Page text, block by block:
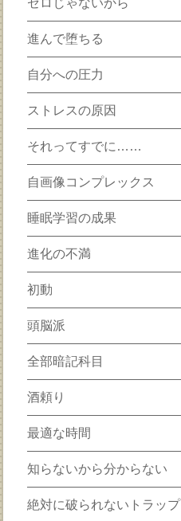
進んで堕ちる
自分への圧力
ストレスの原因
それってすでに……
自画像コンプレックス
睡眠学習の成果
進化の不満
初動
頭脳派
全部暗記科目
酒頼り
最適な時間
知らないから分からない
絶対に破られないトラップ